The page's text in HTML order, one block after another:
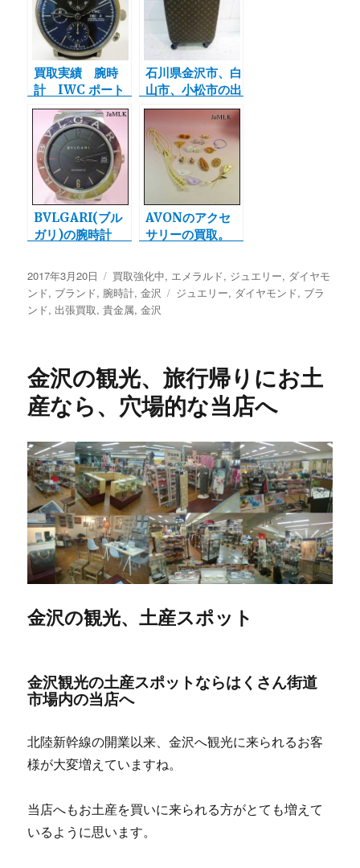
買取実績 腕時
計 IWC ポート
フィノ クロノグ
石川県金沢市、白
山市、小松市の出
張買取 ルイヴィ
トン モノグラム
ゼフィール55 買
取実績
BVLGARI(ブル
ガリ)の腕時計
ズ クォーツを宅
配買取させて頂き
ました。
AVONのアクセ
サリーの買取。
投
稿
日:
2017年3月20日
カ
テ
ゴ
買取強化中, エメラルド, ジュエリー, ダイヤモ
ンド, ブランド, 腕時計,金沢
タ
ジュエリー, ダイヤモンド, ブラ
ンド, 出張買取,貴金属,金沢
金沢の観光、旅行帰りにお土
産なら、穴場的な当店へ
金沢の観光、土産スポット
金沢観光の土産スポットならはくさん街道
市場内の当店へ
北陸新幹線の開業以来、金沢へ観光に来られるお客
様が大変増えていますね。
当店へもお土産を買いに来られる方がとても増えて
いるように思います。